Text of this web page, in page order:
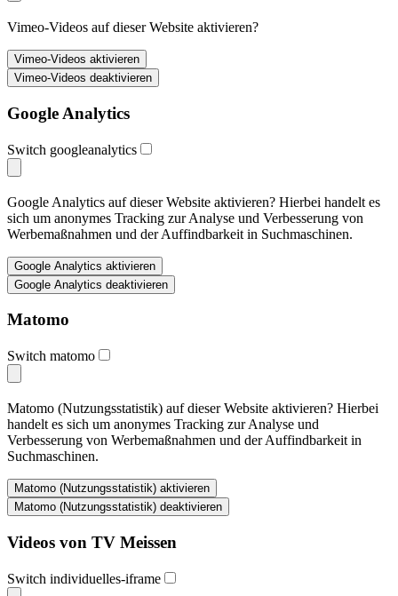
Vimeo-Videos auf dieser Website aktivieren?
Google Analytics
Switch googleanalytics
Google Analytics auf dieser Website aktivieren? Hierbei handelt es
sich um anonymes Tracking zur Analyse und Verbesserung von
Werbemaßnahmen und der Auffindbarkeit in Suchmaschinen.
Matomo
Switch matomo
Matomo (Nutzungsstatistik) auf dieser Website aktivieren? Hierbei
handelt es sich um anonymes Tracking zur Analyse und
Verbesserung von Werbemaßnahmen und der Auffindbarkeit in
Suchmaschinen.
Videos von TV Meissen
Switch individuelles-iframe